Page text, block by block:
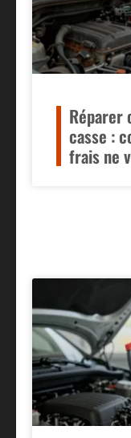
Réparer
casse :
frais ne